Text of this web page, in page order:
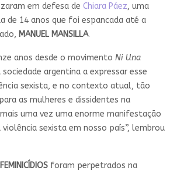
em defesa de Chiara Páez, uma
de 14 anos que foi espancada até a
MANUEL MANSILLA.
anos desde o movimento Ni Una
argentina a expressar esse
sexista, e no contexto atual, tão
as mulheres e dissidentes na
uma vez uma enorme manifestação
sexista em nosso país”, lembrou
FEMINICÍDIOSforam perpetrados na